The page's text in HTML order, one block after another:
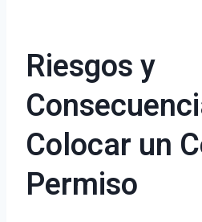
Riesgos y
Colocar un
Permiso